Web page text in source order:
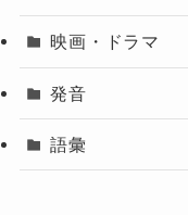
映画・ドラマ
発音
語彙